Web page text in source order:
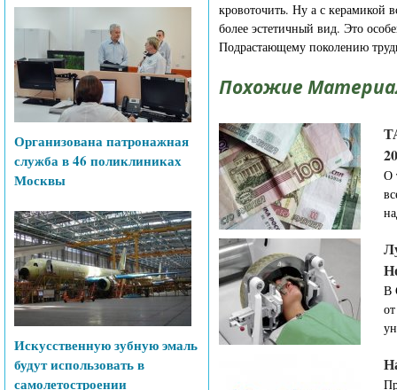
Организована патронажная
служба в 46 поликлиниках
Москвы
Искусственную зубную эмаль
будут использовать в
самолетостроении
кровоточить. Ну а с керамикой
более эстетичный вид. Это
Подрастающему поколению
Похожие
О
В